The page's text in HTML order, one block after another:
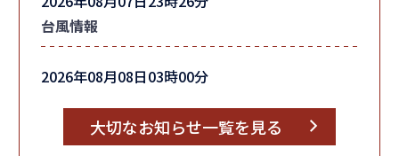
台風情報
2026年08月08日03時00分
大切なお知らせ一覧を見る